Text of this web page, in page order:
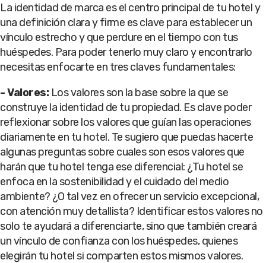
La identidad de marca es el centro principal de tu hotel y
una definición clara y firme es clave para establecer un
vínculo estrecho y que perdure en el tiempo con tus
huéspedes. Para poder tenerlo muy claro y encontrarlo
necesitas enfocarte en tres claves fundamentales:
- Valores: Los valores son la base sobre la que se
construye la identidad de tu propiedad. Es clave poder
reflexionar sobre los valores que guían las operaciones
diariamente en tu hotel. Te sugiero que puedas hacerte
algunas preguntas sobre cuales son esos valores que
harán que tu hotel tenga ese diferencial: ¿Tu hotel se
enfoca en la sostenibilidad y el cuidado del medio
ambiente? ¿O tal vez en ofrecer un servicio excepcional,
con atención muy detallista? Identificar estos valores no
solo te ayudará a diferenciarte, sino que también creará
un vínculo de confianza con los huéspedes, quienes
elegirán tu hotel si comparten estos mismos valores.